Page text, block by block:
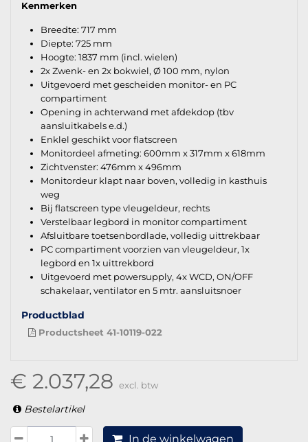
Kenmerken
Breedte: 717 mm
Diepte: 725 mm
Hoogte: 1837 mm (incl. wielen)
2x Zwenk- en 2x bokwiel, Ø 100 mm, nylon
Uitgevoerd met gescheiden monitor- en PC
compartiment
Opening in achterwand met afdekdop (tbv
aansluitkabels e.d.)
Enklel geschikt voor flatscreen
Monitordeel afmeting: 600mm x 317mm x 618mm
Zichtvenster: 476mm x 496mm
Monitordeur klapt naar boven, volledig in kasthuis
weg
Bij flatscreen type vleugeldeur, rechts
Verstelbaar legbord in monitor compartiment
Afsluitbare toetsenbordlade, volledig uittrekbaar
PC compartiment voorzien van vleugeldeur, 1x
legbord en 1x uittrekbord
Uitgevoerd met powersupply, 4x WCD, ON/OFF
schakelaar, ventilator en 5 mtr. aansluitsnoer
Productblad
Productsheet 41-10119-022
€ 2.037,28 excl. btw
Bestelartikel
In de winkelwagen